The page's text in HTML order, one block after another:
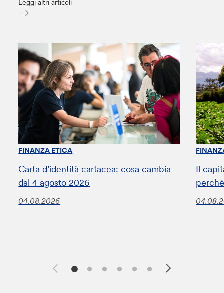
Leggi altri articoli
FINANZA ETICA
Carta d’identità cartacea: cosa cambia
dal 4 agosto 2026
04.08.2026
Il